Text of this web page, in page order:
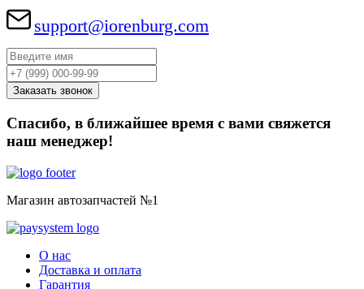
support@iorenburg.com
Спасибо, в ближайшее время с вами свяжется
наш менеджер!
Магазин автозапчастей №1
О нас
Доставка и оплата
Гарантия